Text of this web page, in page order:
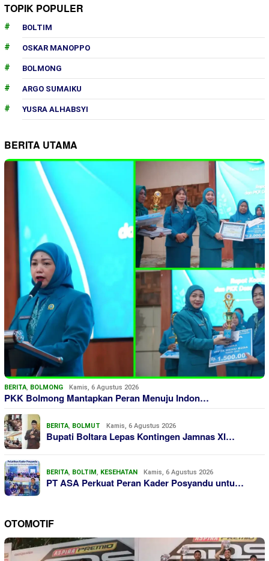
TOPIK POPULER
BOLTIM
OSKAR MANOPPO
BOLMONG
ARGO SUMAIKU
YUSRA ALHABSYI
BERITA UTAMA
BERITA, BOLMONG Kamis, 6 Agustus 2026
PKK Bolmong Mantapkan Peran Menuju Indon…
BERITA, BOLMUT Kamis, 6 Agustus 2026
Bupati Boltara Lepas Kontingen Jamnas XI…
BERITA, BOLTIM, KESEHATAN Kamis, 6 Agustus 2026
PT ASA Perkuat Peran Kader Posyandu untu…
OTOMOTIF